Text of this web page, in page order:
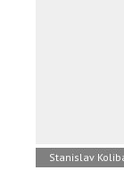
Stanislav